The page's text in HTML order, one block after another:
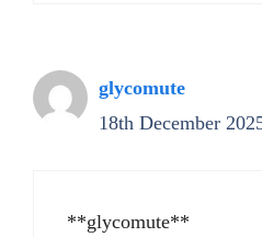
glycomute
18th December
**glycomute**